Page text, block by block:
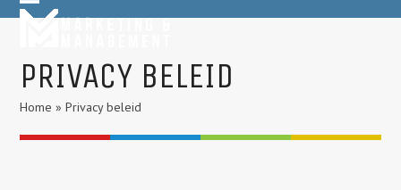
SkipOpen
menu
Close
menu
PRIVACY BELEID
Home »Privacy beleid